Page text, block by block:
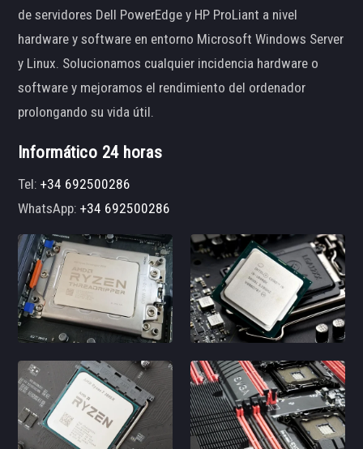
de servidores Dell PowerEdge y HP ProLiant a nivel
hardware y software en entorno Microsoft Windows Server
y Linux. Solucionamos cualquier incidencia hardware o
software y mejoramos el rendimiento del ordenador
prolongando su vida útil.
Informático 24 horas
Tel:+34 692500286
WhatsApp:+34 692500286